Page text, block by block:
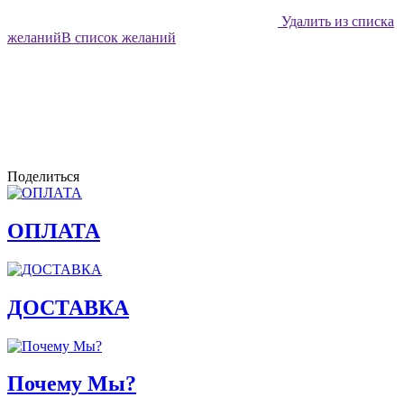
Удалить из списка
желанийВ список желаний
Поделиться
ОПЛАТА
ДОСТАВКА
Почему Мы?